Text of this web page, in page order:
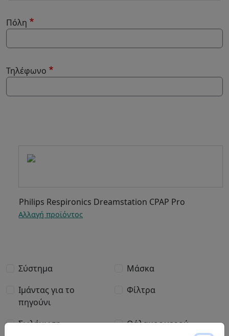
Πόλη
Τηλέφωνο
-Philips Respironics Dreamstation CPAP Pro
Αλλαγή προϊόντος
Ενδιαφέρομαι επίσης για
Σύστημα
Μάσκα
Ιμάντας για το
πηγούνι
Φίλτρα
Σωλήνωση
Θάλαμος νερού